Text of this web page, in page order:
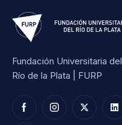
Fundación Universitaria del
Río de la Plata | FURP